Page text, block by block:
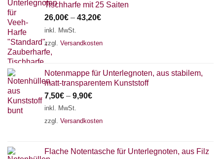
Tischharfe mit 25 Saiten
26,00€ – 43,20€
inkl. MwSt.
zzgl. Versandkosten
Notenmappe für Unterlegnoten, aus stabilem,
matt-transparentem Kunststoff
7,50€ – 9,90€
inkl. MwSt.
zzgl. Versandkosten
Flache Notentasche für Unterlegnoten, aus Filz